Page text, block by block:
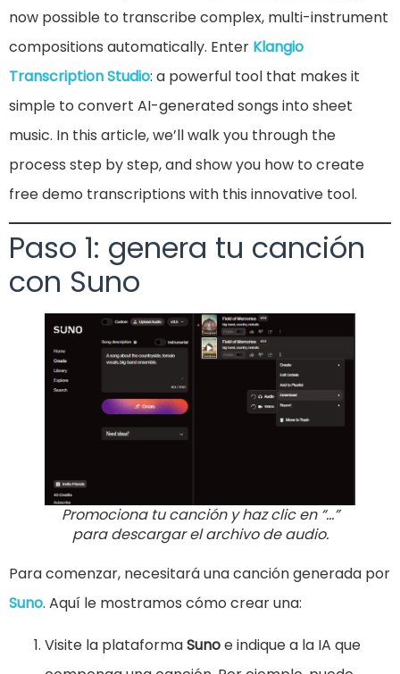
now possible to transcribe complex, multi-instrument
compositions automatically. Enter Klangio
Transcription Studio: a powerful tool that makes it
simple to convert AI-generated songs into sheet
music. In this article, we’ll walk you through the
process step by step, and show you how to create
free demo transcriptions with this innovative tool.
Paso 1: genera tu canción
con Suno
Promociona tu canción y haz clic en “…”
para descargar el archivo de audio.
Para comenzar, necesitará una canción generada por
Suno. Aquí le mostramos cómo crear una:
Visite la plataformaSunoe indique a la IA que